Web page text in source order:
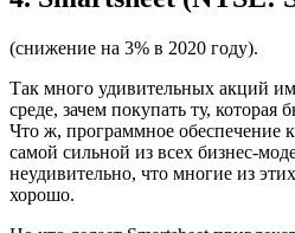
(снижение на 3% в 2020 году).
Так много удивительных акций
среде, зачем покупать ту, которая
Что ж, программное обеспечение
самой сильной из всех бизнес-
неудивительно, что многие из
хорошо.